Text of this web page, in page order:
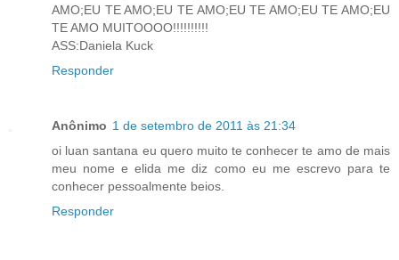
AMO;EU TE AMO;EU TE AMO;EU TE AMO;EU TE AMO;EU
TE AMO MUITOOOO!!!!!!!!!!
ASS:Daniela Kuck
Responder
Anônimo 1 de setembro de 2011 às 21:34
oi luan santana eu quero muito te conhecer te amo de mais
meu nome e elida me diz como eu me escrevo para te
conhecer pessoalmente beios.
Responder